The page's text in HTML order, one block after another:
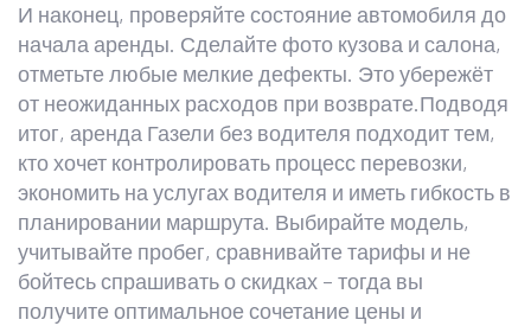
И наконец, проверяйте состояние автомобиля до
начала аренды. Сделайте фото кузова и салона,
отметьте любые мелкие дефекты. Это убережёт
от неожиданных расходов при возврате.Подводя
итог, аренда Газели без водителя подходит тем,
кто хочет контролировать процесс перевозки,
экономить на услугах водителя и иметь гибкость в
планировании маршрута. Выбирайте модель,
учитывайте пробег, сравнивайте тарифы и не
бойтесь спрашивать о скидках – тогда вы
получите оптимальное сочетание цены и